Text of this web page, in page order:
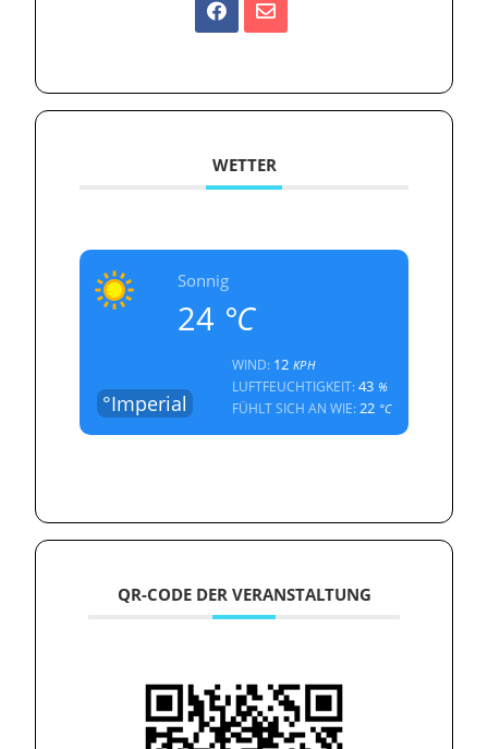
WETTER
Sonnig
24 °C
°Imperial
WIND: 12 KPH
LUFTFEUCHTIGKEIT:43 %
FÜHLT SICH AN WIE:22 °C
QR-CODE DER VERANSTALTUNG